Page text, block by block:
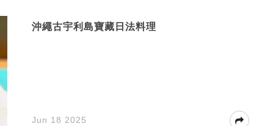
沖繩古宇利島寶藏日法料理
Jun 18 2025